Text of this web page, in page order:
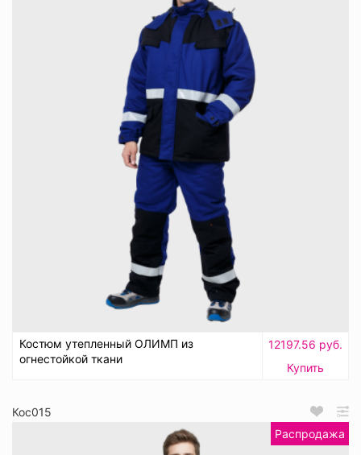
Костюм утепленный ОЛИМП из
огнестойкой ткани
12197.56 руб.
Купить
Кос015
Распродажа